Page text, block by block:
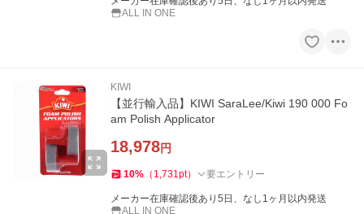
ALL IN ONE
KIWI
【並行輸入品】KIWI SaraLee/Kiwi 190 000 Fo
am Polish Applicator
18,978円
10% （ 1,731pt） 要エントリー
メーカー在庫確認後あり5日、なし1ヶ月以内発送
ALL IN ONE